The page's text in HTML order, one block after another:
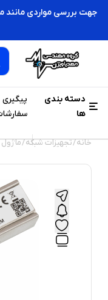
جهت بررسی مواردی مانند
دسته بندی
ها
پیگیری
خانه/تجهیزات شبکه/ماژول